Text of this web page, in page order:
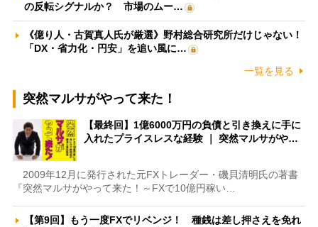
の反転シグナルか？ 市場のムー…
《億り人・古賀真人氏が厳選》野村総合研究所だけじゃない！
「DX・省力化・円安」を追い風に…
一覧を見る
突然マルサがやって来た！
【最終回】1億6000万円の負債と引き換えに手に
入れたプライスレスな経験 ｜ 突然マルサがや…
2009年12月に発行された元FXトレーダー・磯貝清明氏の著書
『突然マルサがやって来た！～FXで10億円稼い…
【第9回】もう一度FXでリベンジ！ 種銭は差し押さえを免れ